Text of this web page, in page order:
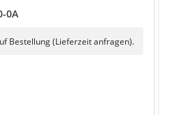
0A
Bestellung (Lieferzeit anfragen).